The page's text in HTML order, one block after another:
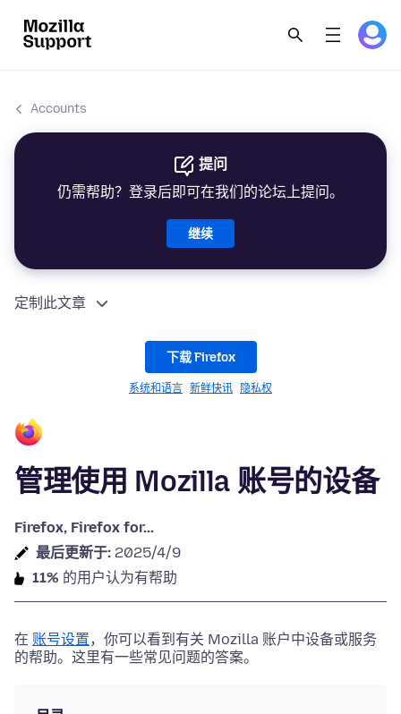
Accounts
提问
仍需帮助？登录后即可在我们的论坛上提问。
继续
定制此文章
下载 Firefox
系统和语言 新鲜快讯 隐私权
管理使用 Mozilla 账号的设备
Firefox, Firefox for...
最后更新于: 2025/4/9
11% 的用户认为有帮助
在 账号设置，你可以看到有关 Mozilla 账户中设备或服务
的帮助。这里有一些常见问题的答案。